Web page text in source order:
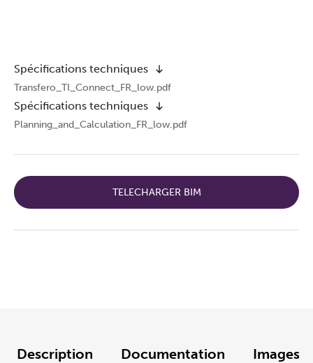
Spécifications techniques
Transfero_TI_Connect_FR_low.pdf
Spécifications techniques
Planning_and_Calculation_FR_low.pdf
TELECHARGER BIM
Description Documentation Images